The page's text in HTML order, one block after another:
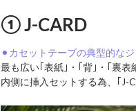
① J-CARD
⚫︎カセットテープの典型的な
最も広い｢表紙｣・｢背｣・｢裏
内側に挿入セットする為、｢J-